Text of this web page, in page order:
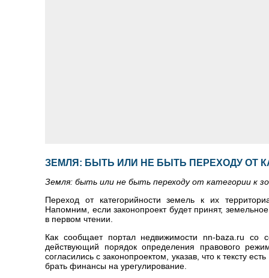
ЗЕМЛЯ: БЫТЬ ИЛИ НЕ БЫТЬ ПЕРЕХОДУ ОТ
Земля: быть или не быть переходу от категории к
Переход от категорийности земель к их
Напомним, если законопроект будет принят,
в первом чтении.
Как сообщает портал недвижимости nn-baza.ru со
действующий порядок определения правового
согласились с законопроектом, указав, что к тексту
брать финансы на урегулирование.